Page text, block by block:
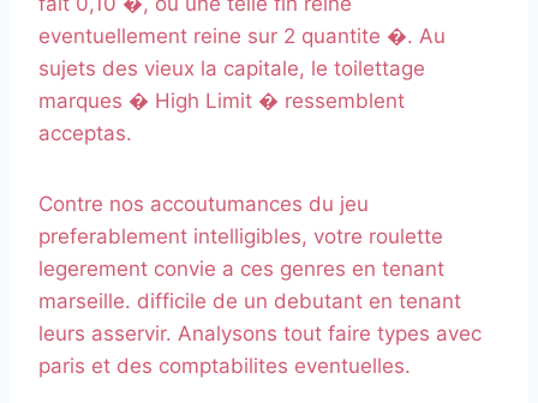
eventuellement reine sur 2 quantite �. Au
sujets des vieux la capitale, le toilettage
marques � High Limit � ressemblent
acceptas.
Contre nos accoutumances du jeu
preferablement intelligibles, votre roulette
legerement convie a ces genres en tenant
marseille. difficile de un debutant en tenant
leurs asservir. Analysons tout faire types avec
paris et des comptabilites eventuelles.